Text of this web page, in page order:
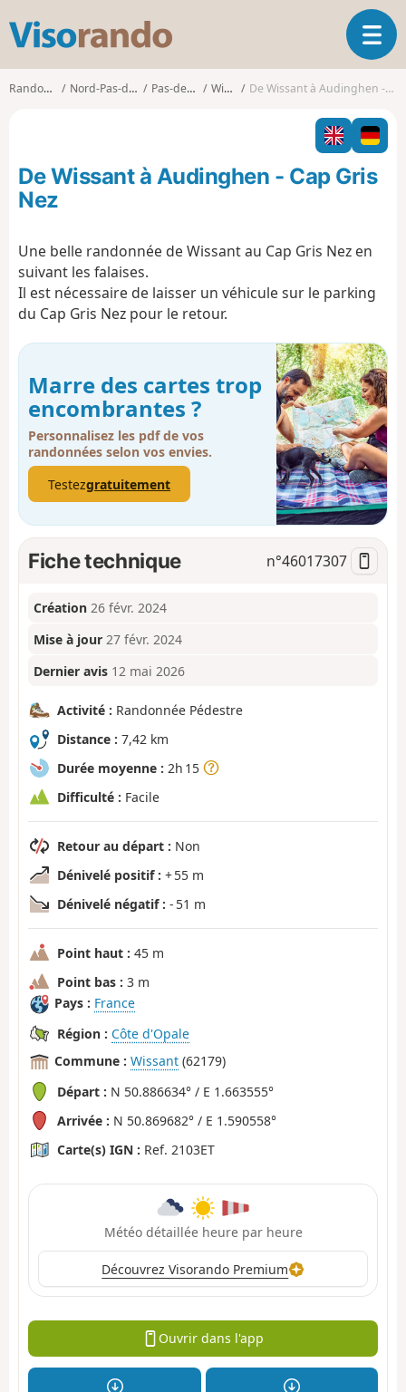
s
o
o
O
u
i
r
l
a
i
a
o
n
Randonnées Nord-Pas-de-Calais Pas-de-Calais Wissant De Wissant à Audinghen - Cap Gris Nez
De Wissant à Audinghen - Cap Gris
Nez
Une belle randonnée de Wissant au Cap Gris Nez en
suivant les falaises.
Il est nécessaire de laisser un véhicule sur le parking
du Cap Gris Nez pour le retour.
Marre des cartes trop
encombrantes ?
Personnalisez les pdf de vos
randonnées selon vos envies.
Testezgratuitement
Fiche technique n°46017307
Création 26 févr. 2024
Mise à jour 27 févr. 2024
Dernier avis 12 mai 2026
Activité : Randonnée Pédestre
Distance : 7,42 km
Durée moyenne : 2h 15
Difficulté : Facile
Retour au départ : Non
Dénivelé positif : + 55 m
Dénivelé négatif : - 51 m
Point haut : 45 m
Point bas : 3 m
Pays : France
Région : Côte d'Opale
Commune : Wissant (62179)
Départ : N 50.886634° / E 1.663555°
Arrivée : N 50.869682° / E 1.590558°
Carte(s) IGN : Ref. 2103ET
Météo détaillée heure par heure
Découvrez Visorando Premium
Ouvrir dans l'app